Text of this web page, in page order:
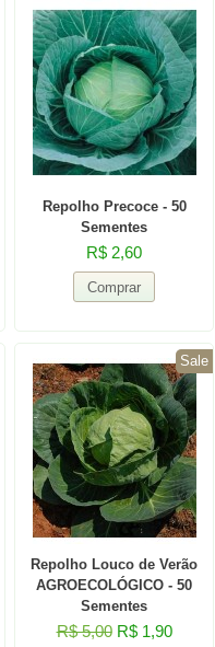
Repolho Precoce - 50
Sementes
R$ 2,60
Sale
Repolho Louco de Verão
AGROECOLÓGICO - 50
Sementes
R$ 5,00 R$ 1,90